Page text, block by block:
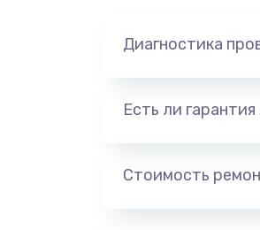
Диагностика
Есть ли
Стоимость